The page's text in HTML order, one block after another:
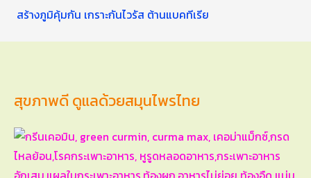
สร้างภูมิคุ้มกัน เกราะกันไวรัส ต้านแบคทีเรีย
สุขภาพดี ดูแลด้วยสมุนไพรไทย